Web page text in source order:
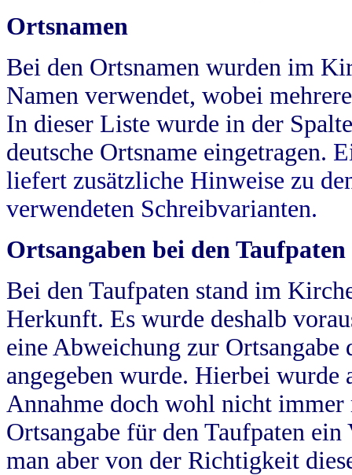
Ortsnamen
Bei den Ortsnamen wurden im
Namen verwendet, wobei
In dieser Liste wurde in der
deutsche Ortsname eingetragen.
liefert zusätzliche Hinweise zu
verwendeten Schreibvarianten.
Ortsangaben bei den Taufpaten
Bei den Taufpaten stand im
Herkunft. Es wurde deshalb
eine Abweichung zur
angegeben wurde. Hierbei wurde
Annahme doch wohl nicht
Ortsangabe für den Taufpaten
man aber von der Richtigkeit